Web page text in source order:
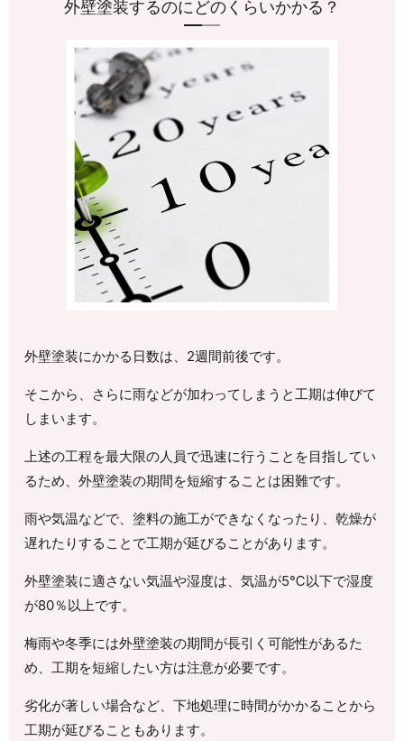
外壁塗装するのにどのくらいかかる？
外壁塗装にかかる日数は、2週間前後です。
そこから、さらに雨などが加わってしまうと工期は伸びて
しまいます。
上述の工程を最大限の人員で迅速に行うことを目指してい
るため、外壁塗装の期間を短縮することは困難です。
雨や気温などで、塗料の施工ができなくなったり、乾燥が
遅れたりすることで工期が延びることがあります。
外壁塗装に適さない気温や湿度は、気温が5℃以下で湿度
が80％以上です。
梅雨や冬季には外壁塗装の期間が長引く可能性があるた
め、工期を短縮したい方は注意が必要です。
劣化が著しい場合など、下地処理に時間がかかることから
工期が延びることもあります。